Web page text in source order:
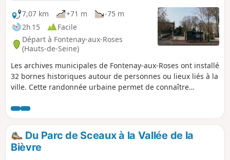
7,07 km
+71 m
-75 m
2h 15
Facile
Départ à Fontenay-aux-Roses
(Hauts-de-Seine)
Les archives municipales de Fontenay-aux-Roses ont installé
32 bornes historiques autour de personnes ou lieux liés à la
ville. Cette randonnée urbaine permet de connaître
bornes historiques de la partie Est et basse de la ville. Une
autre randonnée décrit l'itinéraire permettant de passer
par les bornes placées dans la partie Ouest et haute de la
ville.Du Parc de Sceaux à la Vallée de la
Bièvre